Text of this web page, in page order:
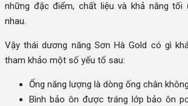
những đặc điểm, chất liệu và khả năng tối
nhau.
Vậy thái dương năng Sơn Hà Gold có gì
tham khảo một số yếu tố sau:
Ống năng lượng là dòng ống chân
Bình bảo ôn được tráng lớp bảo ôn